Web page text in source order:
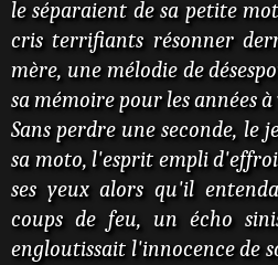
le séparaient de sa petite
cris terrifiants résonner
mère, une mélodie de
sa mémoire pour les années à
Sans perdre une seconde, le
sa moto, l'esprit empli
ses yeux alors qu'il
coups de feu, un écho
engloutissait l'innocence de